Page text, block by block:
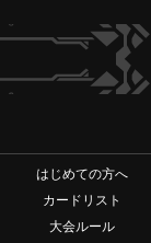
はじめての方へ
カードリスト
大会ルール